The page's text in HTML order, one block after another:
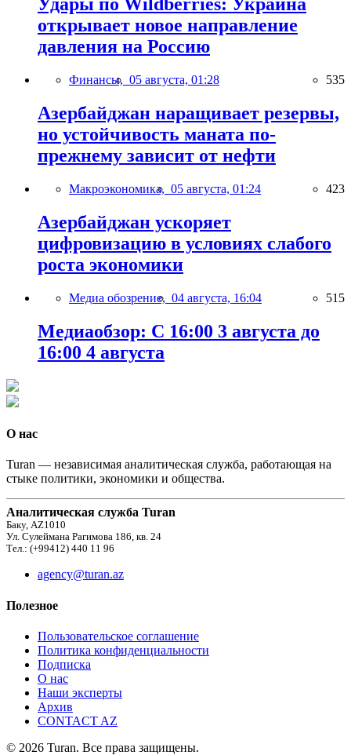
Удары по Wildberries: Украина
открывает новое направление
давления на Россию
Финансы, 05 августа, 01:28 535
Азербайджан наращивает резервы,
но устойчивость маната по-
прежнему зависит от нефти
Макроэкономика, 05 августа, 01:24 423
Азербайджан ускоряет
цифровизацию в условиях слабого
роста экономики
Медиа обозрение, 04 августа, 16:04 515
Медиаобзор: С 16:00 3 августа до
16:00 4 августа
О нас
Turan — независимая аналитическая служба, работающая на
стыке политики, экономики и общества.
Аналитическая служба Turan
Баку, AZ1010
Ул. Сулеймана Рагимова 186, кв. 24
Тел.: (+99412) 440 11 96
agency@turan.az
Полезное
Пользовательское соглашение
Политика конфиденциальности
Подписка
О нас
Наши эксперты
Архив
CONTACT AZ
© 2026 Turan. Все права защищены.